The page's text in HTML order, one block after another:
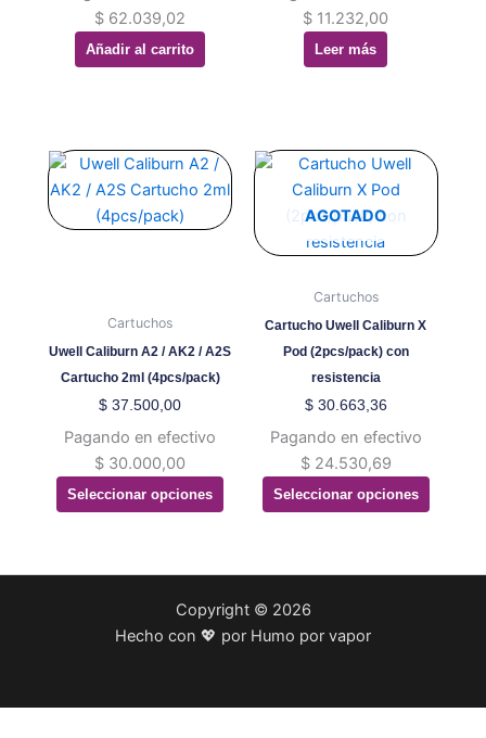
$ 62.039,02
Añadir al carrito
$ 11.232,00
Leer más
Cartuchos
Uwell Caliburn A2 / AK2 / A2S
Cartucho 2ml (4pcs/pack)
$ 37.500,00
Pagando en efectivo
$ 30.000,00
Seleccionar opciones
Este
producto
tiene
opciones
se
pueden
elegir
la
página
de
AGOTADO
Cartuchos
Cartucho Uwell Caliburn X
Pod (2pcs/pack) con
resistencia
$30.663,36
Pagando en efectivo
$24.530,69
Seleccionar opciones
Este
producto
tiene
múltiples
Las
opciones
se
pueden
elegir
la
página
de
Copyright © 2026
Hecho con 💖 por Humo por vapor